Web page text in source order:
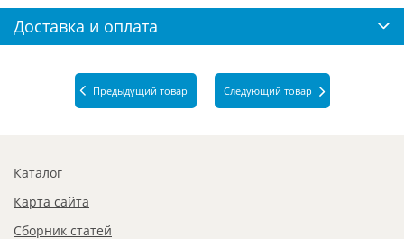
Доставка и оплата
Предыдущий товар Следующий товар
Каталог
Карта сайта
Сборник статей